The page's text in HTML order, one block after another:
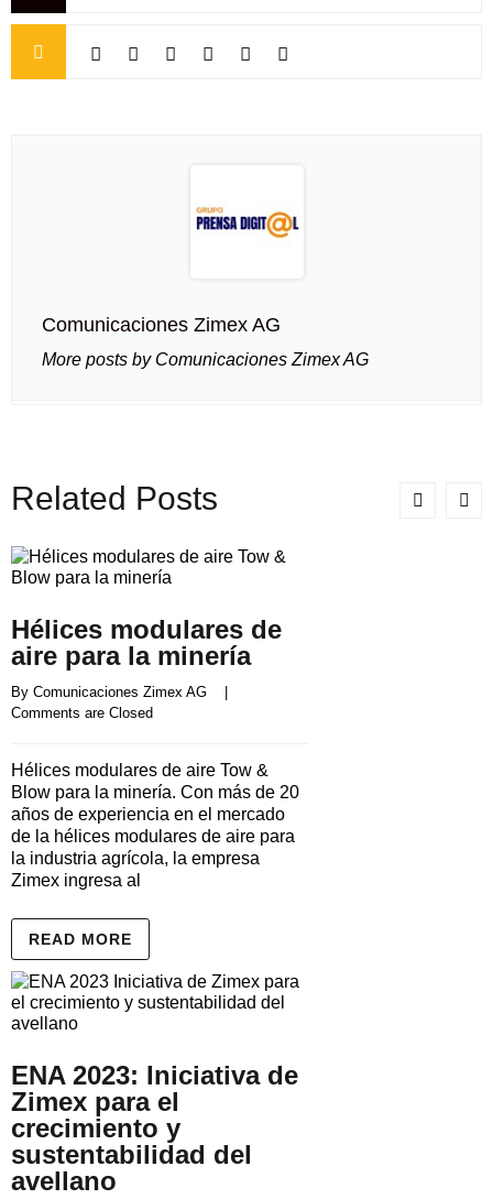
Comunicaciones Zimex AG
More posts by Comunicaciones Zimex AG
Related Posts
Hélices modulares de
aire para la minería
By Comunicaciones Zimex AG
Comments are Closed
Hélices modulares de aire Tow &
Blow para la minería. Con más de 20
años de experiencia en el mercado
de la hélices modulares de aire para
la industria agrícola, la empresa
Zimex ingresa al
READ MORE
ENA 2023: Iniciativa de
Zimex para el
crecimiento y
sustentabilidad del
avellano